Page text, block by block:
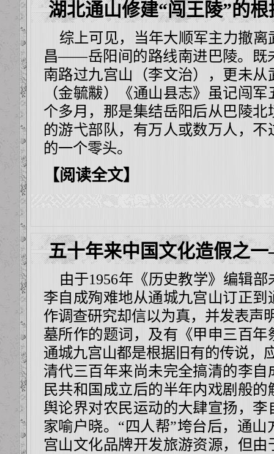
湖北通山修建“闯王陵”的根
综上可见，当年大顺军主力撤离
昌——岳阳间的路线南进巴陵。既
南路过九宫山（李文治），更未
（金毓黻）《通山县志》虽记闯
个多月，那是集结岳阳后从巴陵
的游弋部队，有万人或数万人，
的一个零头。
【阅读全文】
五十年来中国文化造假之
由于1956年《历史教学》编辑部
李自成殉难地从通城九宫山订正
作调查研究却信以为真，并发表声
墓所作的题词，及有《甲申三百
通城九宫山都是根据旧有的传说，
清代三百年来尚未完全搞清的李
民共和国成立后的半年内戏剧般
舆论界对农民运动的大肆宣扬，
家喻户晓。“四人帮”垮台后，通
宫山文化品牌开发旅游资源，但